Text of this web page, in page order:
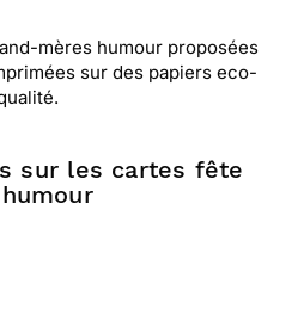
mères humour proposées
sur des papiers eco-
sur les cartes fête